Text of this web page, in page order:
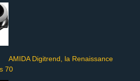
AMIDA Digitrend, la Renaissance
70